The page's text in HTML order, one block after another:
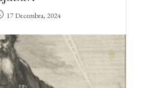
17 Decembra, 2024